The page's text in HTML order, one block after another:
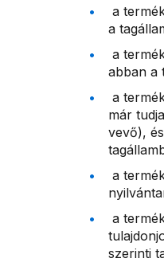
a
a
a
abban a
a
már
vevő),
a
a
szerinti